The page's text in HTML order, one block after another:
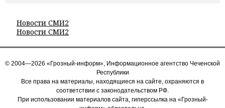
Новости СМИ2
Новости СМИ2
© 2004—2026 «Грозный-информ», Информационное агентство Чеченской
Республики
Все права на материалы, находящиеся на сайте, охраняются в
соответствии с законодательством РФ.
При использовании материалов сайта, гиперссылка на «Грозный-